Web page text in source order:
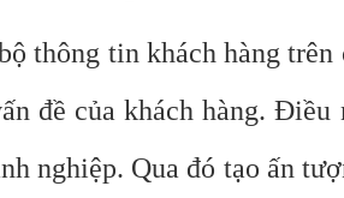
thông tin khách hàng
đề của khách hàng.
nghiệp. Qua đó tạo ấn